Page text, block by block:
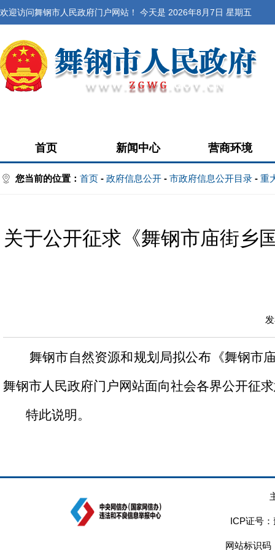
欢迎访问舞钢市人民政府门户网站！ 今天是 2026年8月7日 星期五
首页 新闻中心 营商环境
您当前的位置： 首页 - 政府信息公开 - 市政府信息公开目录 - 重
关于公开征求《舞钢市庙街乡
舞钢市自然资源和规划局拟公布《舞钢市
舞钢市人民政府门户网站面向社会各界公开征
特此说明。
ICP证号：
网站标识码